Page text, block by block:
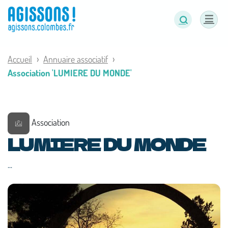
Accueil
Annuaire associatif
Association 'LUMIERE DU MONDE'
Association
LUMIERE DU MONDE
...
Panneau de gestion des cookies